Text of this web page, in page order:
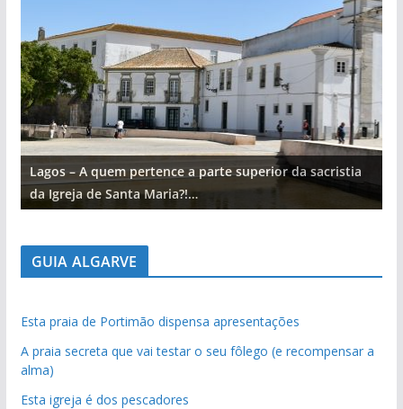
Lagos – A quem pertence a parte superior da sacristia
da Igreja de Santa Maria?!…
GUIA ALGARVE
Esta praia de Portimão dispensa apresentações
A praia secreta que vai testar o seu fôlego (e recompensar a
alma)
Esta igreja é dos pescadores